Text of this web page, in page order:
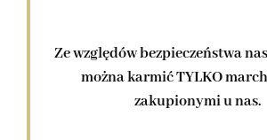
Ze względów bezpieczeństwa
można karmić TYLKO
zakupionymi u nas.